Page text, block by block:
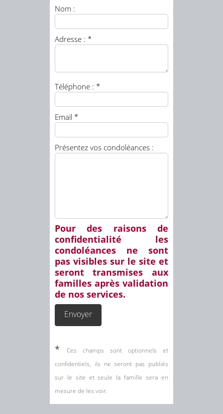
Nom :
Adresse : *
Téléphone : *
Email *
Présentez vos condoléances :
Pour des raisons de
confidentialité les
condoléances ne sont
pas visibles sur le site et
seront transmises aux
familles après validation
de nos services.
*Ces champs sont optionnels et
confidentiels, ils ne seront pas publiés
sur le site et seule la famille sera en
mesure de les voir.